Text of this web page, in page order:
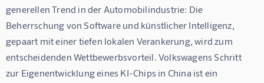
generellen Trend in der Automobilindustrie: Die
Beherrschung von Software und künstlicher Intelligenz,
gepaart mit einer tiefen lokalen Verankerung, wird zum
entscheidenden Wettbewerbsvorteil. Volkswagens Schritt
zur Eigenentwicklung eines KI-Chips in China ist ein